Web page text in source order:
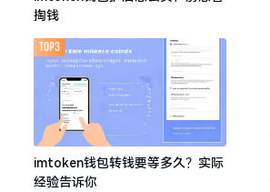
掏钱
imtoken钱包转钱要等多久？实际
经验告诉你
TOP3